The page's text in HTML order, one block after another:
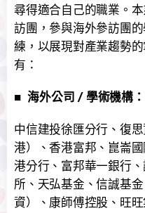
尋得適合自己的職業。
訪團，參與海外參訪團
練，以展現對產業趨勢
有：
■海外公司 / 學術機構：
中信建投徐匯分行、復
港）、香港富邦、崑崙
港分行、富邦華一銀行
所、天弘基金、信誠基
資）、康師傅控股、旺